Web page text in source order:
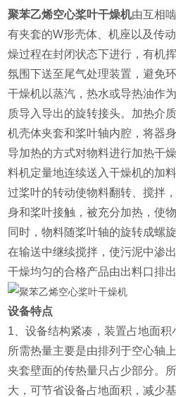
聚苯乙烯空心桨叶干燥机由互相
有夹套的W形壳体、机座以及传
燥过程在封闭状态下进行，有机
氛围下送至尾气处理装置，避免环
干燥机以蒸汽，热水或导热油作
质导入导出的旋转接头。加热介
机壳体夹套和桨叶轴内腔，将器
导加热的方式对物料进行加热干
料机定量地连续送入干燥机的加
过桨叶的转动使物料翻转、搅拌
身和桨叶接触，被充分加热，使
同时，物料随桨叶轴的旋转成螺
在输送中继续搅拌，使污泥中渗
干燥均匀的合格产品由出料口排出
设备特点
1、设备结构紧凑，装置占地面
所需热量主要是由排列于空心轴
夹套壁面的传热量只占少部分。
大，可节省设备占地面积，减少基